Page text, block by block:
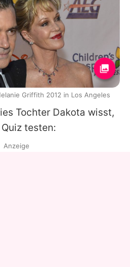
Tochter Dakota wisst,
testen:
Griffith 2012 in Los Angeles
Anzeige